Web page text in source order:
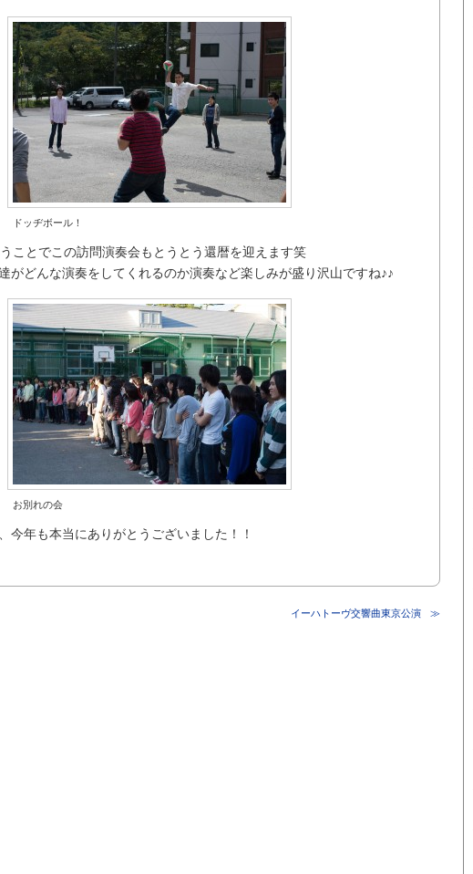
ドッヂボール！
ことでこの訪問演奏会もとうとう還暦を迎えます笑
がどんな演奏をしてくれるのか演奏など楽しみが盛り沢山ですね♪♪
お別れの会
今年も本当にありがとうございました！！
イーハトーヴ交響曲東京公演